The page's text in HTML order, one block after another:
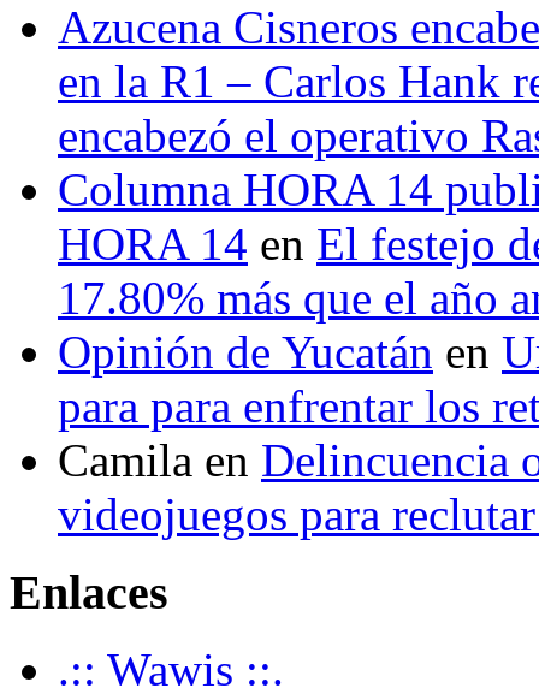
Azucena Cisneros
en la R1 – Carlos Hank
encabezó el operativo
Columna HORA 14
HORA 14 en El festejo
17.80% más que el año
Opinión de Yucatán en
para para enfrentar los
Camila en Delincuencia
videojuegos para
Enlaces
.:: Wawis ::.